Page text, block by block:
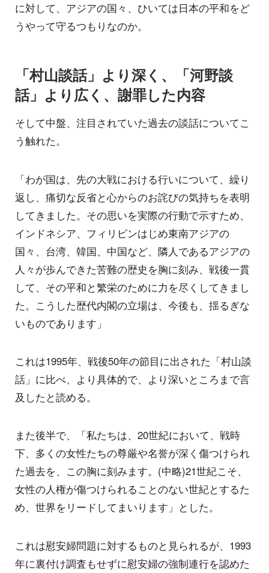
に対して、アジアの国々、ひいては日本の平和をど
うやって守るつもりなのか。
「村山談話」より深く、「河野談
話」より広く、謝罪した内容
そして中盤、注目されていた過去の談話についてこ
う触れた。
「わが国は、先の大戦における行いについて、繰り
返し、痛切な反省と心からのお詫びの気持ちを表明
してきました。その思いを実際の行動で示すため、
インドネシア、フィリピンはじめ東南アジアの
国々、台湾、韓国、中国など、隣人であるアジアの
人々が歩んできた苦難の歴史を胸に刻み、戦後一貫
して、その平和と繁栄のために力を尽くしてきまし
た。こうした歴代内閣の立場は、今後も、揺るぎな
いものであります」
これは1995年、戦後50年の節目に出された「村山談
話」に比べ、より具体的で、より深いところまで言
及したと読める。
また後半で、「私たちは、20世紀において、戦時
下、多くの女性たちの尊厳や名誉が深く傷つけられ
た過去を、この胸に刻みます。(中略)21世紀こそ、
女性の人権が傷つけられることのない世紀とするた
め、世界をリードしてまいります」とした。
これは慰安婦問題に対するものと見られるが、1993
年に裏付け調査もせずに慰安婦の強制連行を認めた